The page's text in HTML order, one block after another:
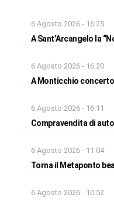
6 Agosto 2026 - 16:25
A Sant’Arcangelo la
6 Agosto 2026 - 16:20
A Monticchio
6 Agosto 2026 - 16:11
Compravendita di
6 Agosto 2026 - 11:04
Torna il Metaponto
6 Agosto 2026 - 10:52